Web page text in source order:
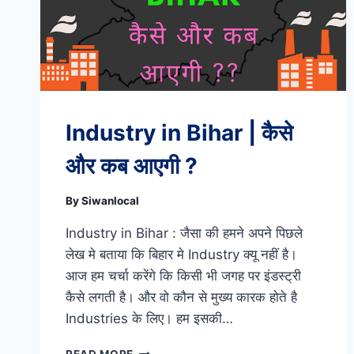
Industry in Bihar | कैसे
और कब आएगी ?
BySiwanlocal
Industry in Bihar : जैसा की हमने अपने पिछले
लेख मे बताया कि बिहार मे Industry क्यू नहीं है।
आज हम चर्चा करेंगे कि किसी भी जगह पर इंडस्ट्री
कैसे लगती है। और वो कौन से मुख्य कारक होते है
Industries के लिए। हम इसकी…
INDUSTRY